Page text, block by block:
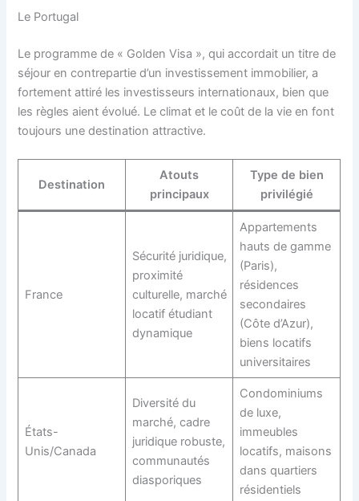
Le Portugal
Le programme de « Golden Visa », qui accordait un titre de
séjour en contrepartie d’un investissement immobilier, a
fortement attiré les investisseurs internationaux, bien que
les règles aient évolué. Le climat et le coût de la vie en font
toujours une destination attractive.
Destination
Atouts
principaux
Type de bien
privilégié
France
Sécurité juridique,
proximité
culturelle, marché
locatif étudiant
dynamique
Appartements
hauts de gamme
(Paris),
résidences
secondaires
(Côte d’Azur),
biens locatifs
universitaires
États-
Unis/Canada
Diversité du
marché, cadre
juridique robuste,
communautés
diasporiques
Condominiums
de luxe,
immeubles
locatifs, maisons
dans quartiers
résidentiels